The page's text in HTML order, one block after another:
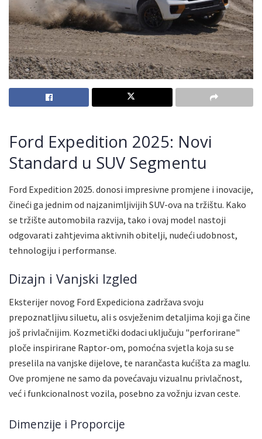
Ford Expedition 2025: Novi
Standard u SUV Segmentu
Ford Expedition 2025. donosi impresivne promjene i inovacije,
čineći ga jednim od najzanimljivijih SUV-ova na tržištu. Kako
se tržište automobila razvija, tako i ovaj model nastoji
odgovarati zahtjevima aktivnih obitelji, nudeći udobnost,
tehnologiju i performanse.
Dizajn i Vanjski Izgled
Eksterijer novog Ford Expediciona zadržava svoju
prepoznatljivu siluetu, ali s osvježenim detaljima koji ga čine
još privlačnijim. Kozmetički dodaci uključuju "perforirane"
ploče inspirirane Raptor-om, pomoćna svjetla koja su se
preselila na vanjske dijelove, te narančasta kućišta za maglu.
Ove promjene ne samo da povećavaju vizualnu privlačnost,
već i funkcionalnost vozila, posebno za vožnju izvan ceste.
Dimenzije i Proporcije